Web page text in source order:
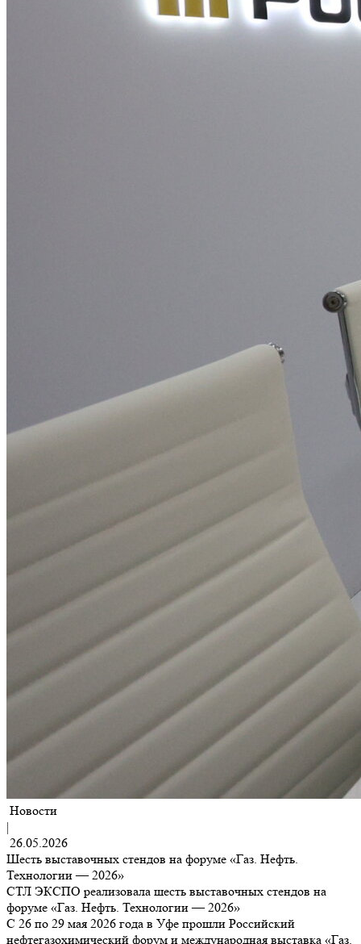
Новости
|
26.05.2026
Шесть выставочных стендов на форуме «Газ. Нефть.
Технологии — 2026»
СТЛ ЭКСПО реализовала шесть выставочных стендов на
форуме «Газ. Нефть. Технологии — 2026»
С 26 по 29 мая 2026 года в Уфе прошли Российский
нефтегазохимический форум и международная выставка «Газ.